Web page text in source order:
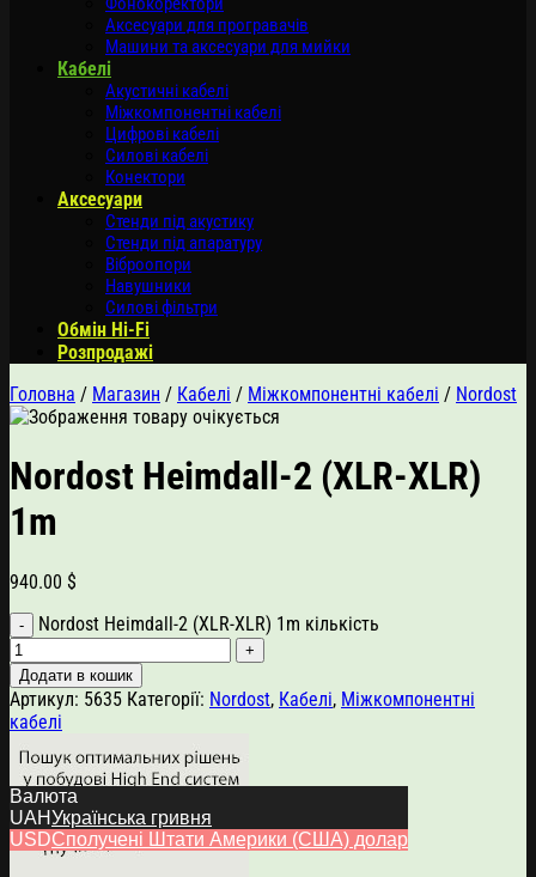
Аксесуари для програвачів
Машини та аксесуари для мийки
Кабелі
Акустичні кабелі
Міжкомпонентні кабелі
Цифрові кабелі
Силові кабелі
Конектори
Аксесуари
Стенди під акустику
Стенди під апаратуру
Віброопори
Навушники
Силові фільтри
Обмін Hi-Fi
Розпродажі
Головна / Магазин / Кабелі / Міжкомпонентні кабелі / Nordost
Nordost Heimdall-2 (XLR-XLR)
1m
940.00 $
Nordost Heimdall-2 (XLR-XLR) 1m кількість
Додати в кошик
Артикул: 5635 Категорії: Nordost, Кабелі, Міжкомпонентні
кабелі
Валюта
UAHУкраїнська гривня
USDСполучені Штати Америки (США) долар